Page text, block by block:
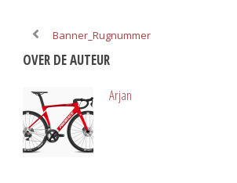
Banner_Rugnummer
OVER DE AUTEUR
Arjan